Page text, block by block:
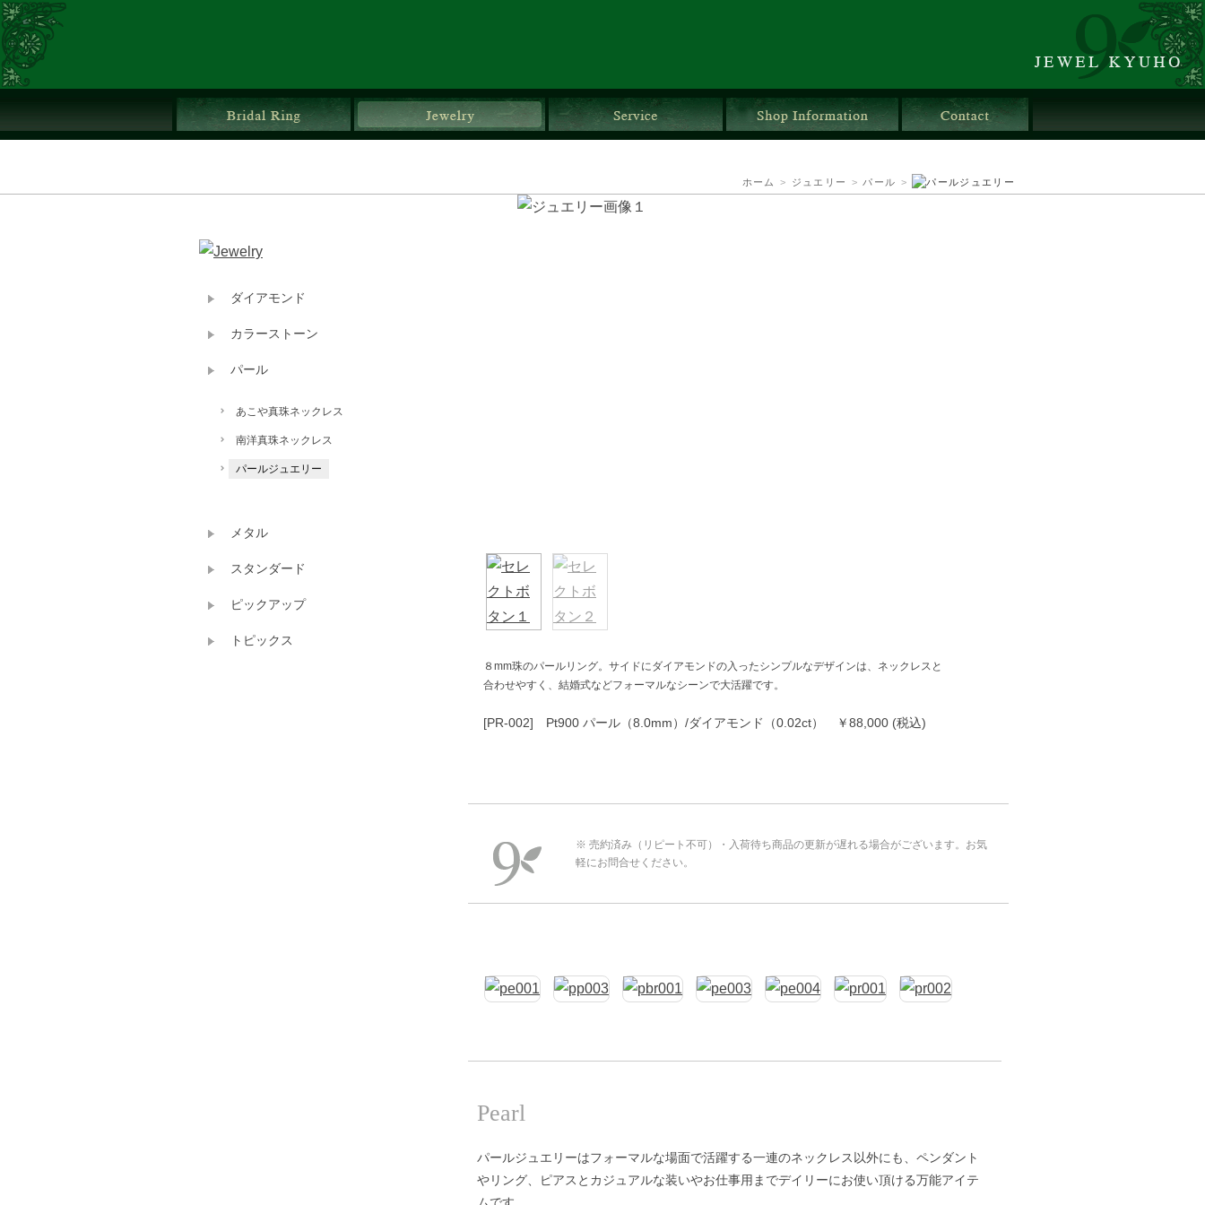
ブライダルリング ジュエリー サービス 店舗情報
ホーム > ジュエリー > パール >
８mm珠のパールリング。サイドにダイアモンドの入ったシンプルなデザインは、ネックレスと
合わせやすく、結婚式などフォーマルなシーンで大活躍です。
[PR-002] Pt900 パール（8.0mm）/ダイアモンド（0.02ct） ￥88,000 (税込)
※ 売約済み（リピート不可）・入荷待ち商品の更新が遅れる場合がございます。お気
軽にお問合せください。
Pearl
パールジュエリーはフォーマルな場面で活躍する一連のネックレス以外にも、ペンダント
やリング、ピアスとカジュアルな装いやお仕事用までデイリーにお使い頂ける万能アイテ
ダイアモンド
カラーストーン
パール
あこや真珠ネックレス
南洋真珠ネックレス
パールジュエリー
メタル
スタンダード
ピックアップ
トピックス